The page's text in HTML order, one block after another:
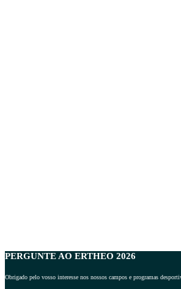
PERGUNTE AO ERTHEO 2026
Obrigado pelo vosso interesse nos nossos campos e programas